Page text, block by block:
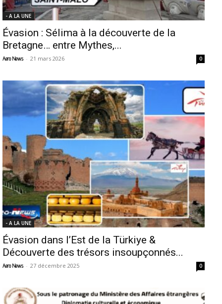
- A LA UNE
Évasion : Sélima à la découverte de la
Bretagne… entre Mythes,...
Aero News - 21 mars 2026 0
- A LA UNE
Évasion dans l’Est de la Türkiye &
Découverte des trésors insoupçonnés...
Aero News - 27 décembre 2025 0